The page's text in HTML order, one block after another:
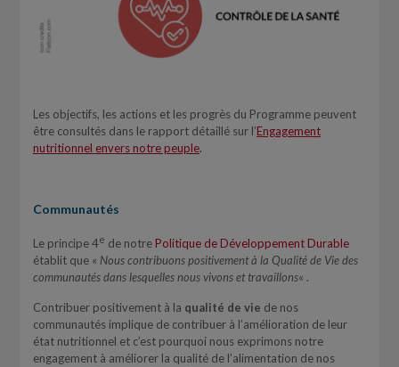
Les objectifs, les actions et les progrès du Programme peuvent
être consultés dans le rapport détaillé sur l’Engagement
nutritionnel envers notre peuple.
Communautés
Le principe 4e de notrePolitique de Développement Durable
établit que « Nous contribuons positivement à la Qualité de Vie des
communautés dans lesquelles nous vivons et travaillons« .
Contribuer positivement à la qualité de vie de nos
communautés implique de contribuer à l’amélioration de leur
état nutritionnel et c’est pourquoi nous exprimons notre
engagement à améliorer la qualité de l’alimentation de nos